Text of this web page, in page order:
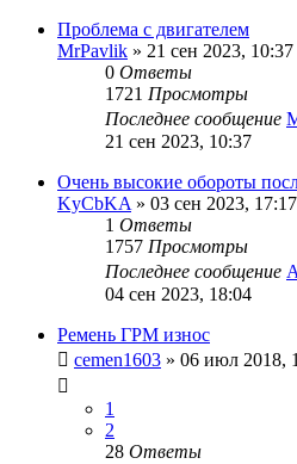
Проблема с двигателем
MrPavlik » 21 сен 2023, 10:37
0 Ответы
1721 Просмотры
Последнее сообщение
21 сен 2023, 10:37
Очень высокие обороты
KyCbKA » 03 сен 2023, 17:17
1 Ответы
1757 Просмотры
Последнее сообщение
04 сен 2023, 18:04
Ремень ГРМ износ
cemen1603 » 06 июл 2018,
1
2
28 Ответы